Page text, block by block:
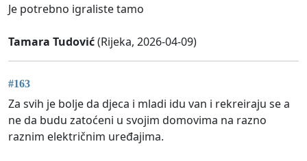
Je potrebno igraliste tamo
Tamara Tudović(Rijeka, 2026-04-09)
#163
Za svih je bolje da djeca i mladi idu van i rekreiraju se a
ne da budu zatoćeni u svojim domovima na razno
raznim električnim uređajima.